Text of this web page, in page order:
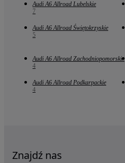
Audi A6 Allroad Lubelskie
7
Audi A6 Allroad Świętokrzyskie
5
Audi A6 Allroad Zachodniopomorskie
4
Audi A6 Allroad Podkarpackie
4
Znajdź nas